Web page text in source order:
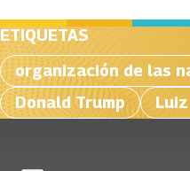
ETIQUETAS
organización de las
Donald Trump